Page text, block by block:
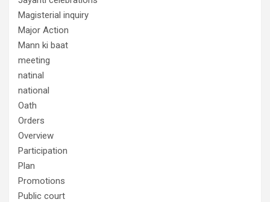
Magisterial inquiry
Major Action
Mann ki baat
meeting
natinal
national
Oath
Orders
Overview
Participation
Plan
Promotions
Public court